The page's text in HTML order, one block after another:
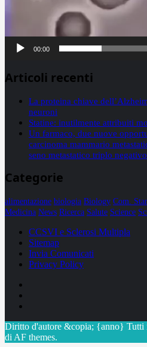
00:00
Articoli recenti
La proteina chiave
neuroni
Statine: inutilmente attribuiti
Un farmaco, due nuove
carcinoma mammario
seno metastatico triplo
Categorie
alimentazione biologia Biology Com.
Medicina News Ricerca Salute Science
CCSVI e Sclerosi Multipla
Sitemap
Invia Comunicati
Privacy Policy
Diritto d'autore &copia; {anno} Tutti
di AF themes.